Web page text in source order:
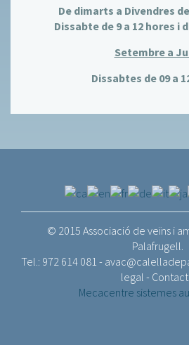
De dimarts a Divendres
Dissabte de 9 a 12 hores i
Setembre a
Dissabtes de 09 a
© 2015 Associació de veïns i
Palafrugell.
Tel.: 972 614 081 -
legal -
Mecacentre sistemes